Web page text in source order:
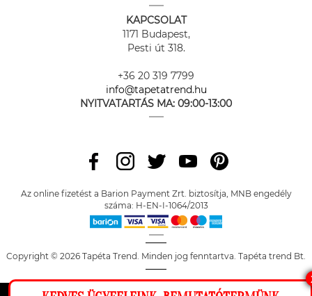
KAPCSOLAT
1171 Budapest,
Pesti út 318.
+36 20 319 7799
info@tapetatrend.hu
NYITVATARTÁS MA: 09:00-13:00
Az online fizetést a Barion Payment Zrt. biztosítja, MNB engedély
száma: H-EN-I-1064/2013
Copyright © 2026 Tapéta Trend. Minden jog fenntartva. Tapéta trend Bt.